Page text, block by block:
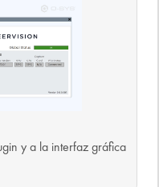
y a la interfaz gráfica